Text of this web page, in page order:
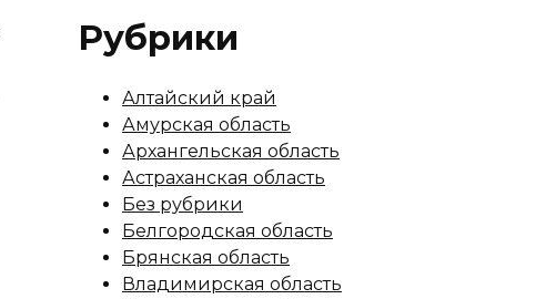
Рубрики
Алтайский край
Амурская область
Архангельская область
Астраханская область
Без рубрики
Белгородская область
Брянская область
Владимирская область